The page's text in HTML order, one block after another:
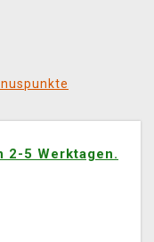
2-5 Werktagen.